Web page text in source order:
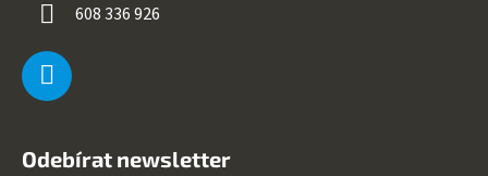
608 336 926
Odebírat newsletter